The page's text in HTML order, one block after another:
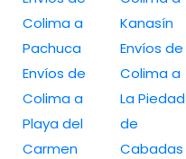
Colima a
Pachuca
Envíos de
Colima a
Playa del
Carmen
Kanasín
Envíos de
Colima a
La Piedad
de
Cabadas